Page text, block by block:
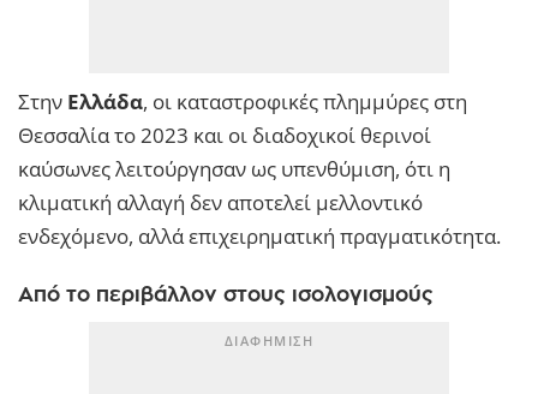
Στην Ελλάδα, οι καταστροφικές πλημμύρες στη
Θεσσαλία το 2023 και οι διαδοχικοί θερινοί
καύσωνες λειτούργησαν ως υπενθύμιση, ότι η
κλιματική αλλαγή δεν αποτελεί μελλοντικό
ενδεχόμενο, αλλά επιχειρηματική πραγματικότητα.
Από το περιβάλλον στους ισολογισμούς